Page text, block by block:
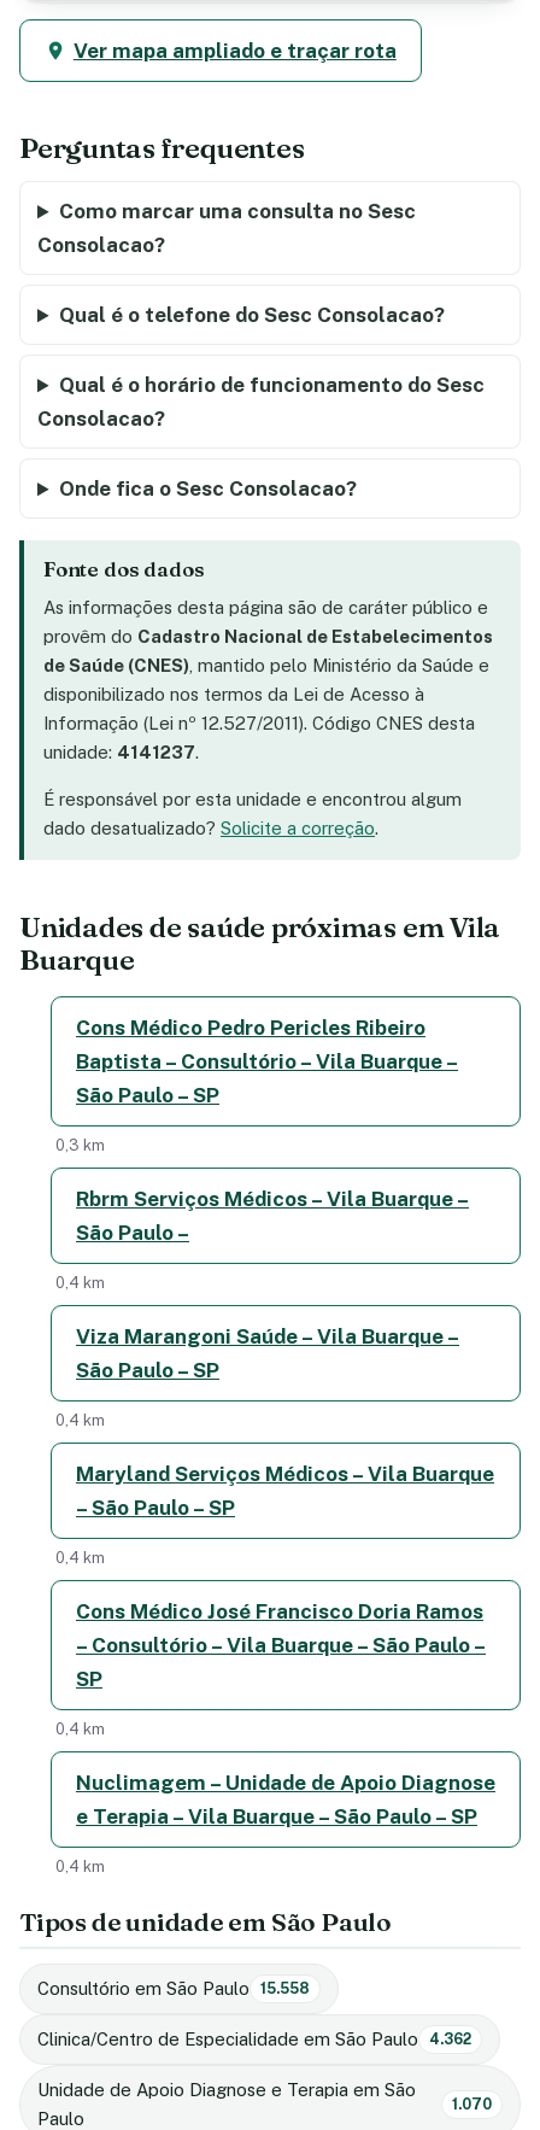
Ver mapa ampliado e traçar rota
Perguntas frequentes
Como marcar uma consulta no Sesc
Consolacao?
Qual é o telefone do Sesc Consolacao?
Qual é o horário de funcionamento do Sesc
Consolacao?
Onde fica o Sesc Consolacao?
Fonte dos dados
As informações desta página são de caráter público e
provêm do Cadastro Nacional de Estabelecimentos
de Saúde (CNES) , mantido pelo Ministério da Saúde e
disponibilizado nos termos da Lei de Acesso à
Informação (Lei nº 12.527/2011). Código CNES desta
unidade: 4141237.
É responsável por esta unidade e encontrou algum
dado desatualizado? Solicite a correção.
Unidades de saúde próximas em Vila
Buarque
Cons Médico Pedro Pericles Ribeiro
Baptista – Consultório – Vila Buarque –
São Paulo – SP
0,3 km
Rbrm Serviços Médicos – Vila Buarque –
São Paulo –
0,4 km
Viza Marangoni Saúde – Vila Buarque –
São Paulo – SP
0,4 km
Maryland Serviços Médicos – Vila Buarque
– São Paulo – SP
0,4 km
Cons Médico José Francisco Doria Ramos
– Consultório – Vila Buarque – São Paulo –
SP
0,4 km
Nuclimagem – Unidade de Apoio Diagnose
e Terapia – Vila Buarque – São Paulo – SP
0,4 km
Tipos de unidade em São Paulo
Consultório em São Paulo 15.558
Clinica/Centro de Especialidade em São Paulo 4.362
Unidade de Apoio Diagnose e Terapia em São
Paulo
1.070